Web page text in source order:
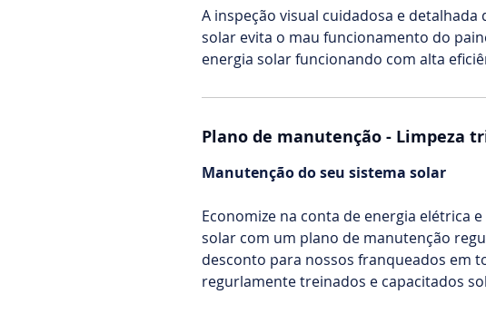
A inspeção visual cuidadosa e
solar evita o mau funcionamento do
energia solar funcionando com alta
Plano de manutenção - Limpeza
Manutenção do seu sistema solar
Economize na conta de energia elétrica
solar com um plano de manutenção
desconto para nossos franqueados em
regurlamente treinados e capacitados